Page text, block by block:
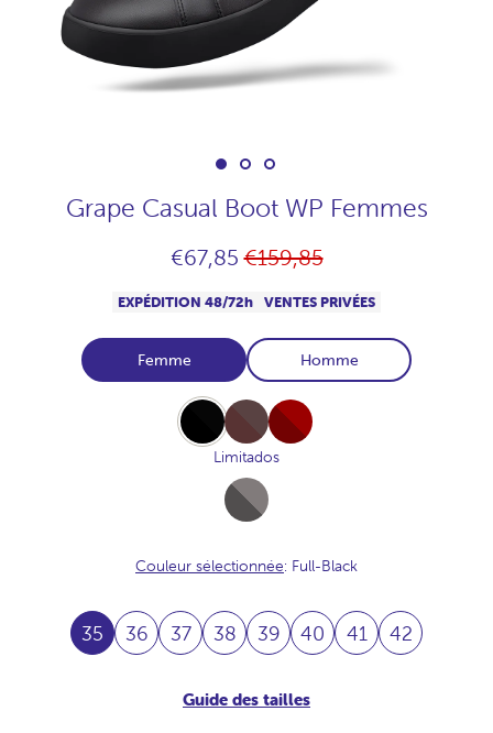
Grape Casual Boot WP Femmes
€67,85Prix
€159,85
EXPÉDITION 48/72h VENTES PRIVÉES
Femme Homme
Full-
Black
Full-
Chocolate
Full-
Burdeos
Limitados
Full-
Marengo
Couleur sélectionnée: Full-Black
35 36 37 38 39 40 41 42
Guide des tailles